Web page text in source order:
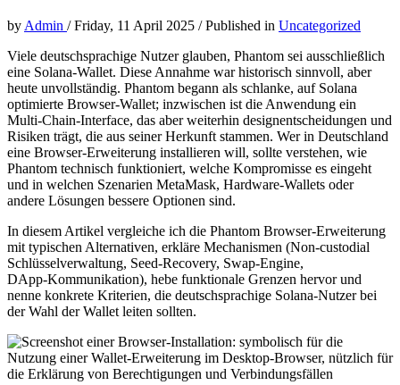
by Admin /Friday, 11 April 2025 /Published in Uncategorized
Viele deutschsprachige Nutzer glauben, Phantom sei ausschließlich
eine Solana-Wallet. Diese Annahme war historisch sinnvoll, aber
heute unvollständig. Phantom begann als schlanke, auf Solana
optimierte Browser-Wallet; inzwischen ist die Anwendung ein
Multi‑Chain-Interface, das aber weiterhin designentscheidungen und
Risiken trägt, die aus seiner Herkunft stammen. Wer in Deutschland
eine Browser-Erweiterung installieren will, sollte verstehen, wie
Phantom technisch funktioniert, welche Kompromisse es eingeht
und in welchen Szenarien MetaMask, Hardware-Wallets oder
andere Lösungen bessere Optionen sind.
In diesem Artikel vergleiche ich die Phantom Browser-Erweiterung
mit typischen Alternativen, erkläre Mechanismen (Non‑custodial
Schlüsselverwaltung, Seed-Recovery, Swap-Engine,
DApp‑Kommunikation), hebe funktionale Grenzen hervor und
nenne konkrete Kriterien, die deutschsprachige Solana-Nutzer bei
der Wahl der Wallet leiten sollten.